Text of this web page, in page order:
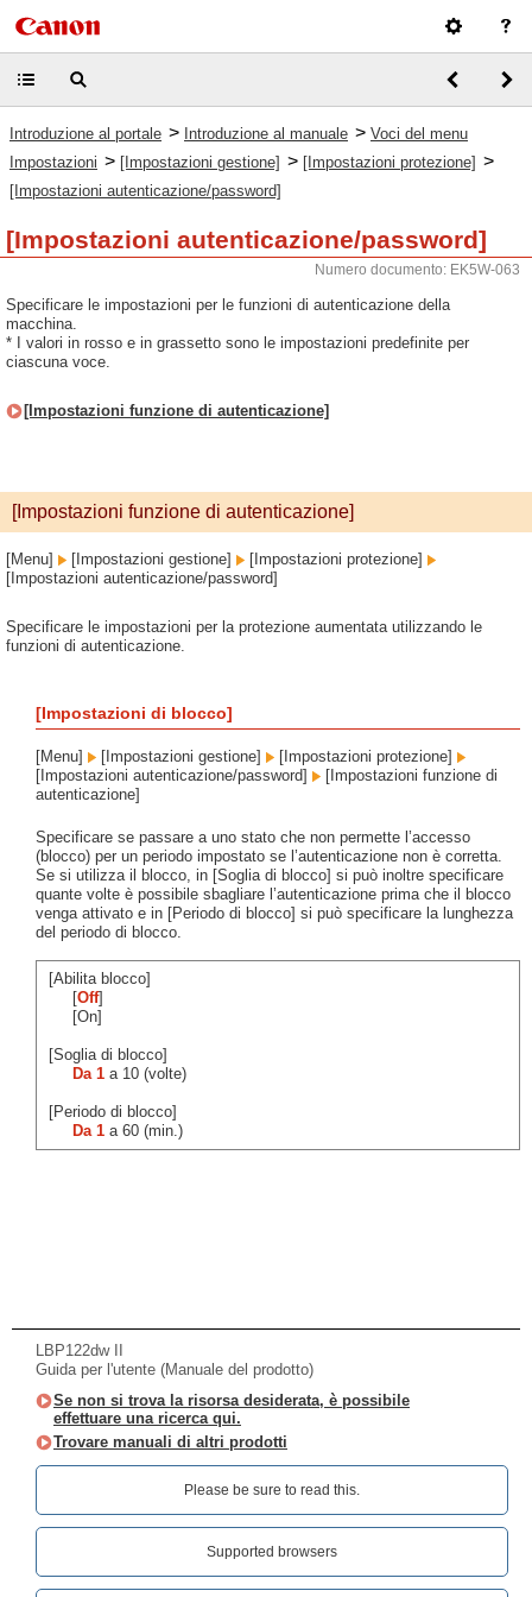
Introduzione al portale > Introduzione al manuale > Voci del menu
Impostazioni > [Impostazioni gestione] > [Impostazioni protezione] >
[Impostazioni autenticazione/password]
[Impostazioni autenticazione/password]
Numero documento: EK5W-063
Specificare le impostazioni per le funzioni di autenticazione della
macchina.
* I valori in rosso e in grassetto sono le impostazioni predefinite per
ciascuna voce.
[Impostazioni funzione di autenticazione]
[Impostazioni funzione di autenticazione]
[Menu] [Impostazioni gestione]
[Impostazioni protezione]
[Impostazioni autenticazione/password]
Specificare le impostazioni per la protezione aumentata utilizzando le
funzioni di autenticazione.
[Impostazioni di blocco]
[Menu] [Impostazioni gestione]
[Impostazioni protezione]
[Impostazioni autenticazione/password]
[Impostazioni funzione di
autenticazione]
Specificare se passare a uno stato che non permette l’accesso
(blocco) per un periodo impostato se l’autenticazione non è corretta.
Se si utilizza il blocco, in [Soglia di blocco] si può inoltre specificare
quante volte è possibile sbagliare l’autenticazione prima che il blocco
venga attivato e in [Periodo di blocco] si può specificare la lunghezza
del periodo di blocco.
[Abilita blocco]
[Off]
[On]
[Soglia di blocco]
Da 1 a 10 (volte)
[Periodo di blocco]
Da 1 a 60 (min.)
LBP122dw II
Guida per l'utente (Manuale del prodotto)
Se non si trova la risorsa desiderata, è possibile
effettuare una ricerca qui.
Trovare manuali di altri prodotti
Please be sure to read this.‎
Supported browsers